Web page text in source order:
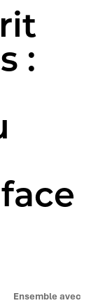
:
Ensemble avec